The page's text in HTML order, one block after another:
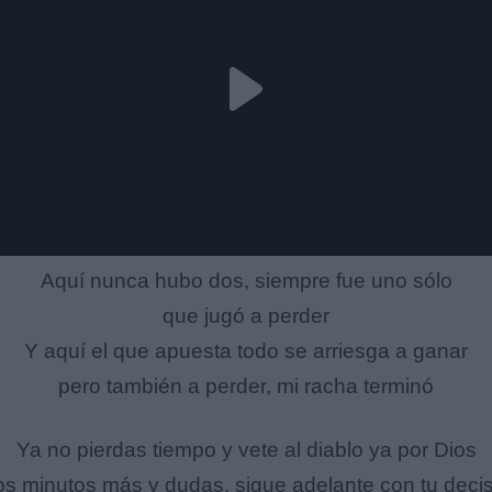
Aquí nunca hubo dos, siempre fue uno sólo
que jugó a perder
Y aquí el que apuesta todo se arriesga a ganar
pero también a perder, mi racha terminó
Ya no pierdas tiempo y vete al diablo ya por Dios
minutos más y dudas, sigue adelante con tu